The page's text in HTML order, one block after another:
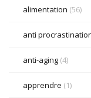
alimentation (56)
anti
anti-aging (4)
apprendre (1)